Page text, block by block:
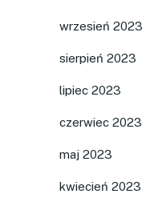
wrzesień 2023
sierpień 2023
lipiec 2023
czerwiec 2023
maj 2023
kwiecień 2023